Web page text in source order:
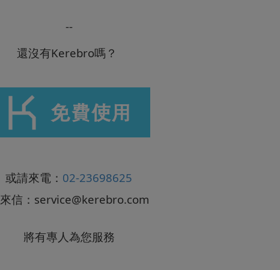
--
還沒有Kerebro嗎？
或請來電： 02-23698625
信： service@kerebro.com
將有專人為您服務